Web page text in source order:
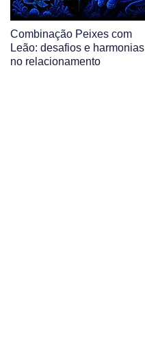
Combinação Peixes com
Leão: desafios e harmonias
no relacionamento